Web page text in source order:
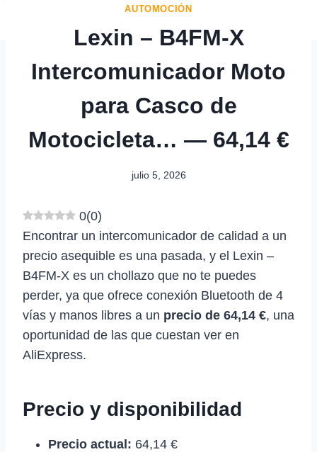
AUTOMOCIÓN
Lexin – B4FM-X
Intercomunicador Moto
para Casco de
Motocicleta… — 64,14 €
julio 5, 2026
0(0)
Encontrar un intercomunicador de calidad a un
precio asequible es una pasada, y el Lexin –
B4FM-X es un chollazo que no te puedes
perder, ya que ofrece conexión Bluetooth de 4
vías y manos libres a un precio de 64,14 €, una
oportunidad de las que cuestan ver en
AliExpress.
Precio y disponibilidad
Precio actual: 64,14 €